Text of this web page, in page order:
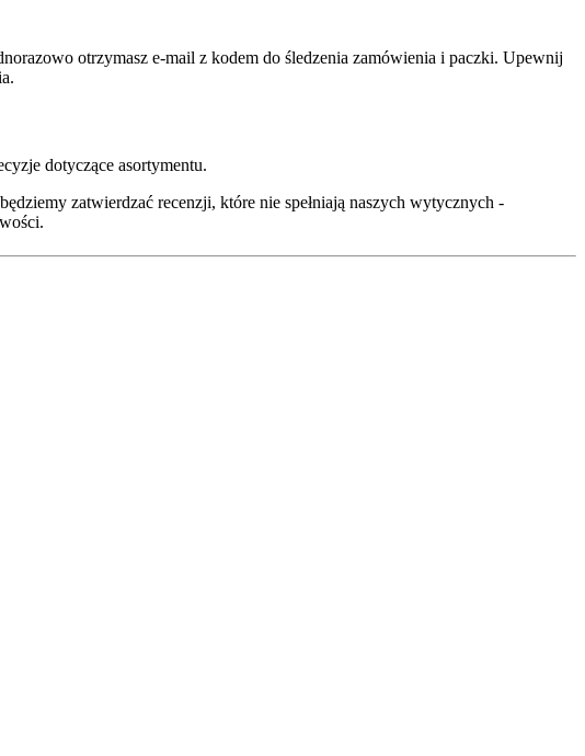
otrzymasz e-mail z kodem do śledzenia zamówienia i paczki. Upewnij
dotyczące asortymentu.
zatwierdzać recenzji, które nie spełniają naszych wytycznych -